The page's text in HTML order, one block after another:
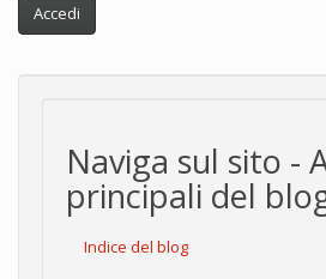
Accedi
Naviga sul sito -
principali del
Indice del blog